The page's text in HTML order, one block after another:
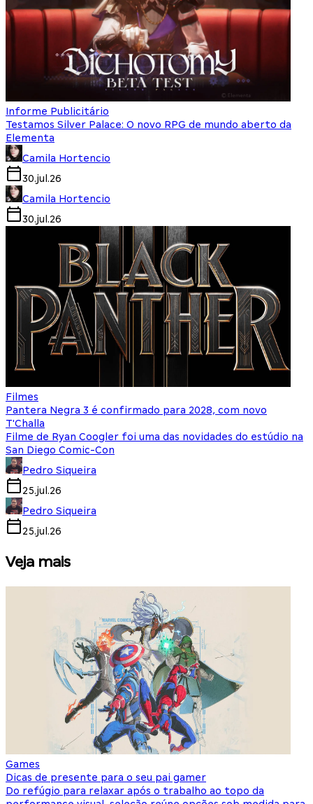
Informe Publicitário
Testamos Silver Palace: O novo RPG de mundo aberto da
Elementa
Camila Hortencio
30.jul.26
Camila Hortencio
30.jul.26
Filmes
Pantera Negra 3 é confirmado para 2028, com novo
T'Challa
Filme de Ryan Coogler foi uma das novidades do estúdio na
San Diego Comic-Con
Pedro Siqueira
25.jul.26
Pedro Siqueira
25.jul.26
Veja mais
Games
Dicas de presente para o seu pai gamer
Do refúgio para relaxar após o trabalho ao topo da